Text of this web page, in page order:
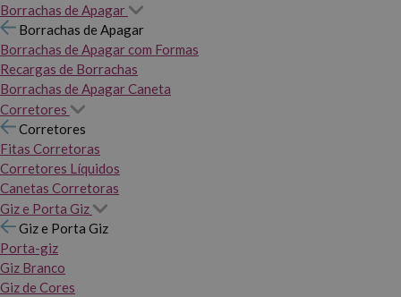
Borrachas de Apagar
Borrachas de Apagar
Borrachas de Apagar com Formas
Recargas de Borrachas
Borrachas de Apagar Caneta
Corretores
Corretores
Fitas Corretoras
Corretores Líquidos
Canetas Corretoras
Giz e Porta Giz
Giz e Porta Giz
Porta-giz
Giz Branco
Giz de Cores